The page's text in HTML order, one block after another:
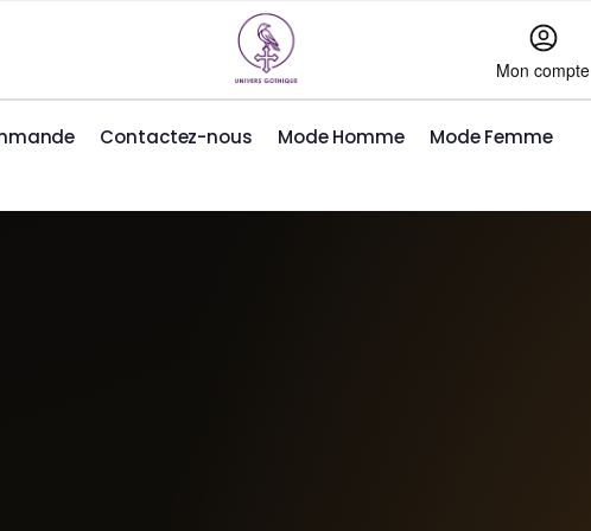
Mon compte
Contactez-nous Mode Homme Mode Femme